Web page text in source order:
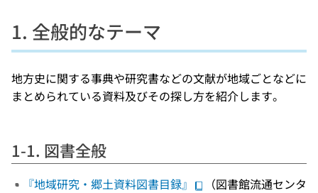
1. 全般的なテーマ
地方史に関する事典や研究書などの文献が地域ごとなどに
まとめられている資料及びその探し方を紹介します。
1-1. 図書全般
『地域研究・郷土資料図書目録』
（図書館流通センタ